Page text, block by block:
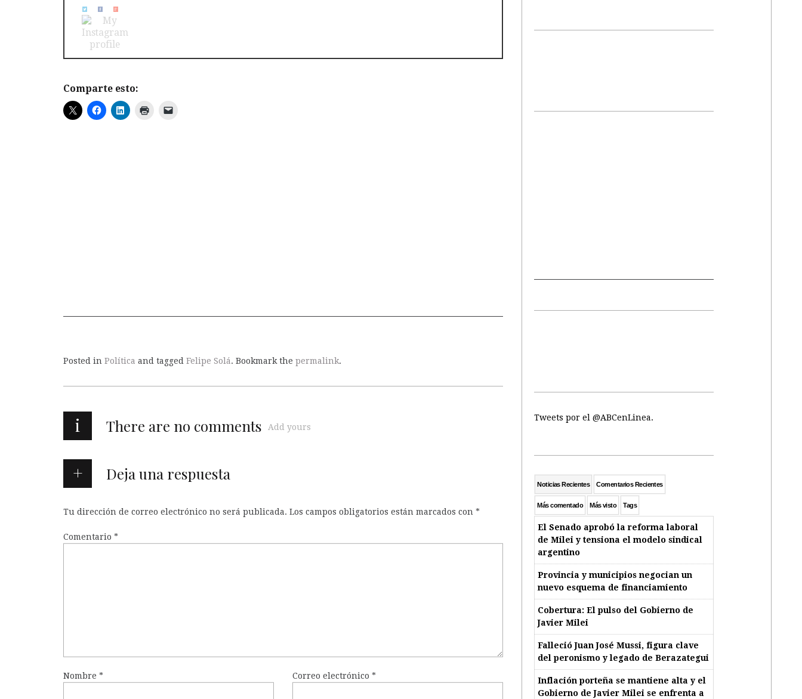
Comparte esto:
Posted in Política and tagged Felipe Solá. Bookmark the permalink.
i There are no comments Add yours
Deja una respuesta
Tu dirección de correo electrónico no será publicada. Los campos obligatorios están marcados con *
Comentario *
Nombre * Correo electrónico*
Tweets por el @ABCenLinea.
Noticias Recientes Comentarios Recientes
Más comentado Más visto Tags
El Senado aprobó la reforma laboral
de Milei y tensiona el modelo sindical
argentino
Provincia y municipios negocian un
nuevo esquema de financiamiento
Cobertura: El pulso del Gobierno de
Javier Milei
Falleció Juan José Mussi, figura clave
del peronismo y legado de Berazategui
Inflación porteña se mantiene alta y el
Gobierno de Javier Milei se enfrenta a